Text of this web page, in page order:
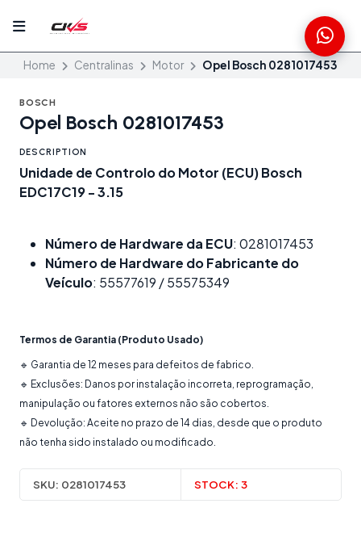
Home Centralinas Motor Opel Bosch 0281017453
BOSCH
Opel Bosch 0281017453
DESCRIPTION
Unidade de Controlo do Motor (ECU) Bosch
EDC17C19 - 3.15
Número de Hardware da ECU: 0281017453
Número de Hardware do Fabricante do
Veículo: 55577619 / 55575349
Termos de Garantia (Produto Usado)
🔹 Garantia de 12 meses para defeitos de fabrico.
🔹 Exclusões: Danos por instalação incorreta, reprogramação,
manipulação ou fatores externos não são cobertos.
🔹 Devolução: Aceite no prazo de 14 dias, desde que o produto
não tenha sido instalado ou modificado.
SKU: 0281017453 STOCK: 3